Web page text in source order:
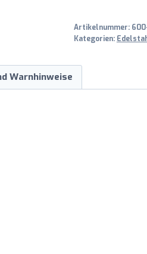
Artikelnummer:
Kategorien:
Warnhinweise